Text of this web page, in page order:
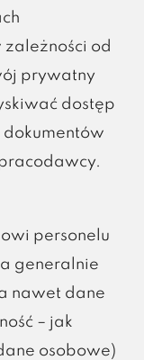
zależności od
prywatny
dostęp
dokumentów
personelu
generalnie
nawet dane
– jak
osobowe)